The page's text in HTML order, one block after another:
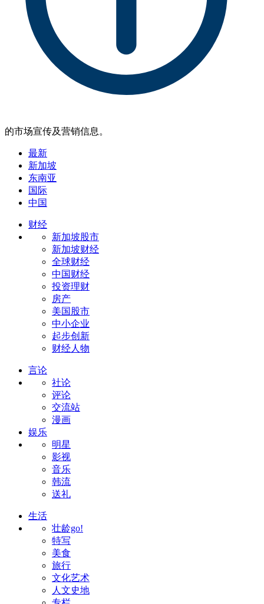
的市场宣传及营销信息。
最新
新加坡
东南亚
国际
中国
财经
新加坡股市
新加坡财经
全球财经
中国财经
投资理财
房产
美国股市
中小企业
起步创新
财经人物
言论
社论
评论
交流站
漫画
娱乐
明星
影视
音乐
韩流
送礼
生活
壮龄go!
特写
美食
旅行
文化艺术
人文史地